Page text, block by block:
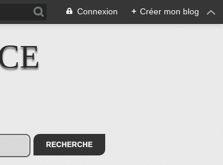
Connexion + Créer mon blog